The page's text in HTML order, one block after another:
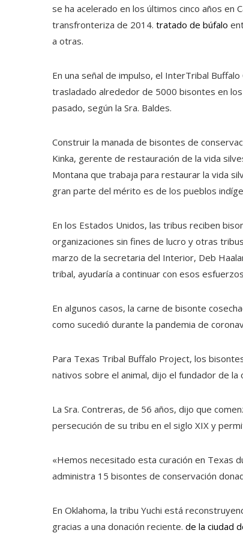
se ha acelerado en los últimos cinco años en
transfronteriza de 2014. tratado de búfalo
a otras.
En una señal de impulso, el InterTribal
trasladado alrededor de 5000 bisontes en
pasado, según la Sra. Baldes.
Construir la manada de bisontes de
Kinka, gerente de restauración de la vida
Montana que trabaja para restaurar la vida
gran parte del mérito es de los pueblos
En los Estados Unidos, las tribus reciben
organizaciones sin fines de lucro y otras
marzo de la secretaria del Interior, Deb
tribal, ayudaría a continuar con esos
En algunos casos, la carne de bisonte
como sucedió durante la pandemia de
Para Texas Tribal Buffalo Project, los
nativos sobre el animal, dijo el fundador de la
La Sra. Contreras, de 56 años, dijo que
persecución de su tribu en el siglo XIX y
«Hemos necesitado esta curación en Texas
administra 15 bisontes de conservación
En Oklahoma, la tribu Yuchi está
gracias a una donación reciente. de la ciudad